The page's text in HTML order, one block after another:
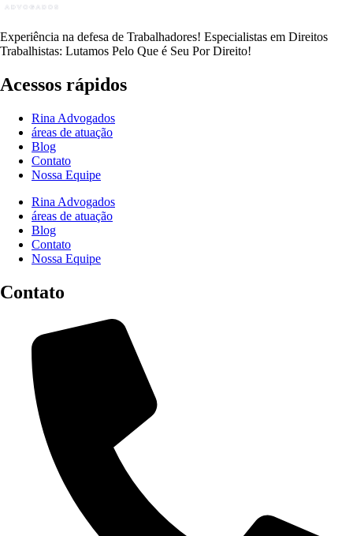
Experiência na defesa de Trabalhadores! Especialistas em Direitos
Trabalhistas: Lutamos Pelo Que é Seu Por Direito!
Acessos rápidos
Rina Advogados
áreas de atuação
Blog
Contato
Nossa Equipe
Rina Advogados
áreas de atuação
Blog
Contato
Nossa Equipe
Contato